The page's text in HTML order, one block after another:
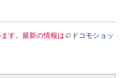
す。最新の情報は
ドコモショッ